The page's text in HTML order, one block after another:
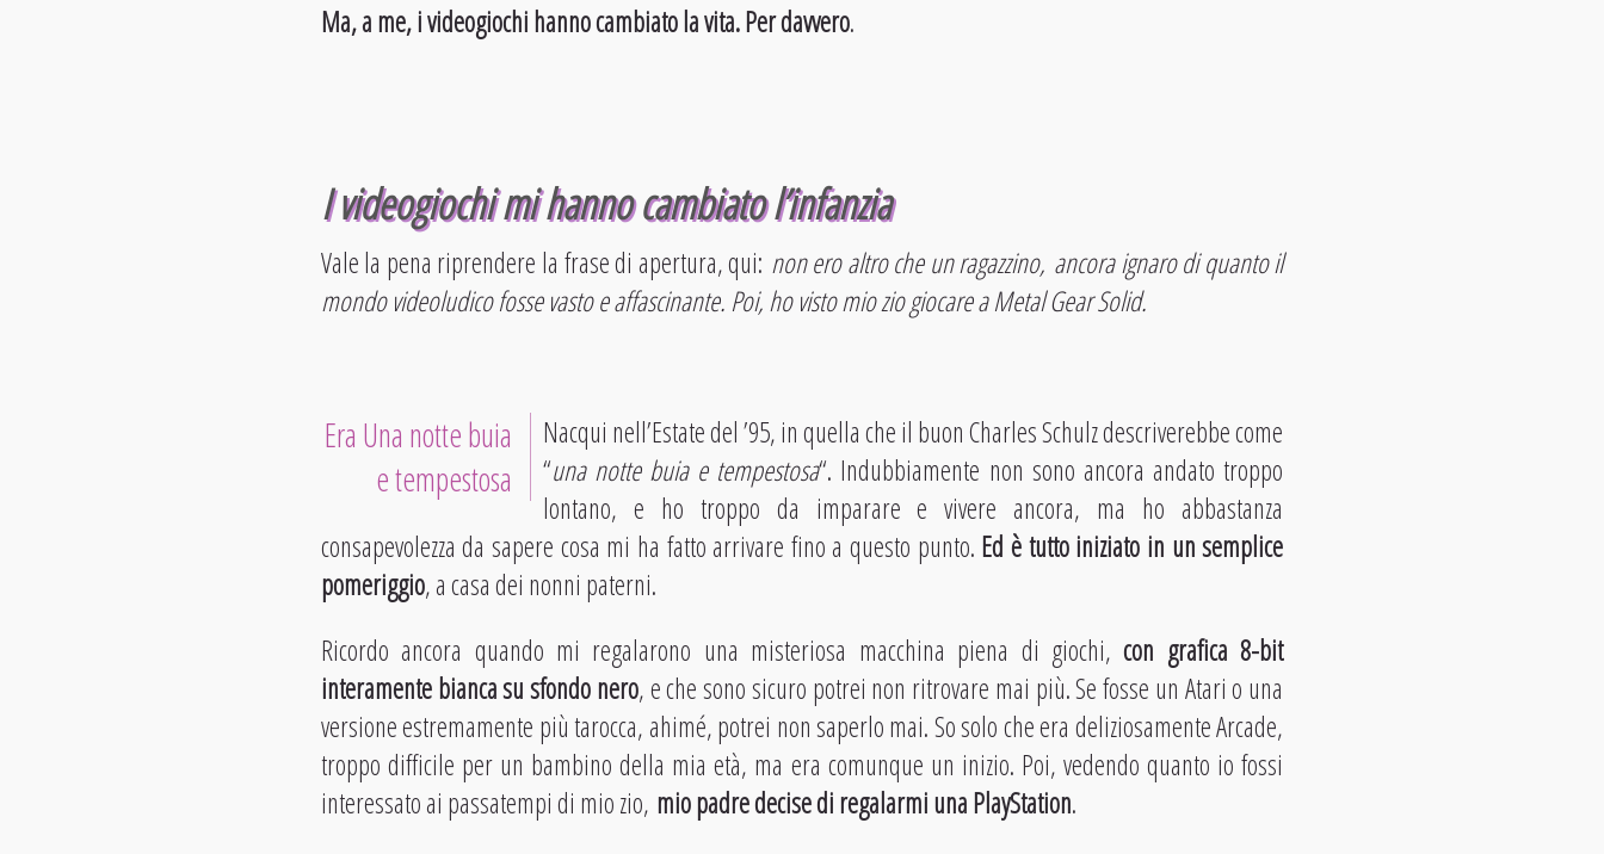
Ma, a me, i videogiochi hanno cambiato la vita. Per davvero.
I videogiochi mi hanno cambiato l’infanzia
Vale la pena riprendere la frase di apertura, qui: non ero altro che un ragazzino, ancora ignaro di quanto il
mondo videoludico fosse vasto e affascinante. Poi, ho visto mio zio giocare a Metal Gear Solid.
Era Una notte buia
e tempestosa
Nacqui nell’Estate del ’95, in quella che il buon Charles Schulz descriverebbe come
“una notte buia e tempestosa“. Indubbiamente non sono ancora andato troppo
lontano, e ho troppo da imparare e vivere ancora, ma ho abbastanza
consapevolezza da sapere cosa mi ha fatto arrivare fino a questo punto. Ed è tutto iniziato in un semplice
pomeriggio, a casa dei nonni paterni.
Ricordo ancora quando mi regalarono una misteriosa macchina piena di giochi,con grafica 8-bit
interamente bianca su sfondo nero, e che sono sicuro potrei non ritrovare mai più. Se fosse un Atari o una
versione estremamente più tarocca, ahimé, potrei non saperlo mai. So solo che era deliziosamente Arcade,
troppo difficile per un bambino della mia età, ma era comunque un inizio. Poi, vedendo quanto io fossi
interessato ai passatempi di mio zio, mio padre decise di regalarmi una PlayStation.